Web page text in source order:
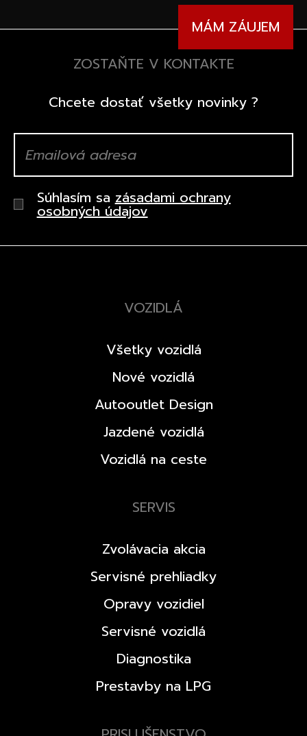
MÁM ZÁUJEM
ZOSTAŇTE V KONTAKTE
Chcete dostať všetky novinky ?
Súhlasím sazásadami ochrany
osobných údajov
VOZIDLÁ
Všetky vozidlá
Nové vozidlá
Autooutlet Design
Jazdené vozidlá
Vozidlá na ceste
SERVIS
Zvolávacia akcia
Servisné prehliadky
Opravy vozidiel
Servisné vozidlá
Diagnostika
Prestavby na LPG